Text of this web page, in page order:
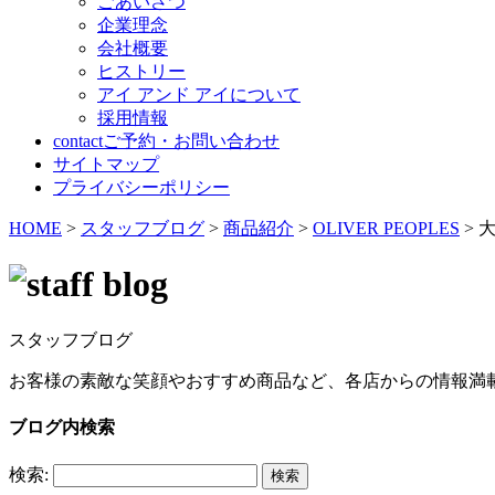
企業理念
会社概要
ヒストリー
アイ アンド アイについて
採用情報
contactご予約・お問い合わせ
サイトマップ
プライバシーポリシー
HOME > スタッフブログ > 商品紹介 > OLIVER PEOPLES >
スタッフブログ
お客様の素敵な笑顔やおすすめ商品など、各店からの情報満
ブログ内検索
検索: